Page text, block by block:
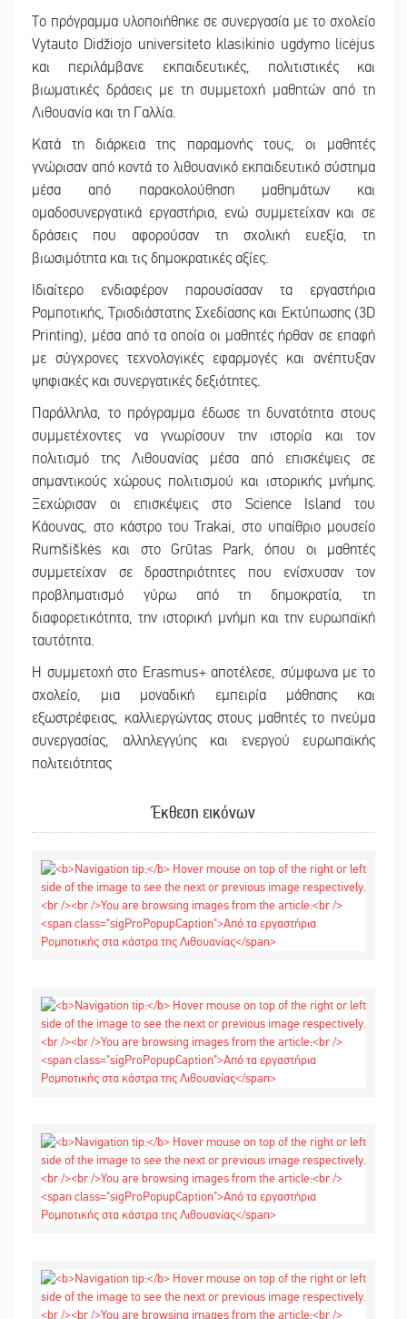
Το πρόγραμμα υλοποιήθηκε σε συνεργασία με το σχολείο
Vytauto Didžiojo universiteto klasikinio ugdymo licėjus
και περιλάμβανε εκπαιδευτικές, πολιτιστικές και
βιωματικές δράσεις με τη συμμετοχή μαθητών από τη
Λιθουανία και τη Γαλλία.
Κατά τη διάρκεια της παραμονής τους, οι μαθητές
γνώρισαν από κοντά το λιθουανικό εκπαιδευτικό σύστημα
μέσα από παρακολούθηση μαθημάτων και
ομαδοσυνεργατικά εργαστήρια, ενώ συμμετείχαν και σε
δράσεις που αφορούσαν τη σχολική ευεξία, τη
βιωσιμότητα και τις δημοκρατικές αξίες.
Ιδιαίτερο ενδιαφέρον παρουσίασαν τα εργαστήρια
Ρομποτικής, Τρισδιάστατης Σχεδίασης και Εκτύπωσης (3D
Printing), μέσα από τα οποία οι μαθητές ήρθαν σε επαφή
με σύγχρονες τεχνολογικές εφαρμογές και ανέπτυξαν
ψηφιακές και συνεργατικές δεξιότητες.
Παράλληλα, το πρόγραμμα έδωσε τη δυνατότητα στους
συμμετέχοντες να γνωρίσουν την ιστορία και τον
πολιτισμό της Λιθουανίας μέσα από επισκέψεις σε
σημαντικούς χώρους πολιτισμού και ιστορικής μνήμης.
Ξεχώρισαν οι επισκέψεις στο Science Island του
Κάουνας, στο κάστρο του Trakai, στο υπαίθριο μουσείο
Rumšiškės και στο Grūtas Park, όπου οι μαθητές
συμμετείχαν σε δραστηριότητες που ενίσχυσαν τον
προβληματισμό γύρω από τη δημοκρατία, τη
διαφορετικότητα, την ιστορική μνήμη και την ευρωπαϊκή
ταυτότητα.
Η συμμετοχή στο Erasmus+ αποτέλεσε, σύμφωνα με το
σχολείο, μια μοναδική εμπειρία μάθησης και
εξωστρέφειας, καλλιεργώντας στους μαθητές το πνεύμα
συνεργασίας, αλληλεγγύης και ενεργού ευρωπαϊκής
πολιτειότητας
Έκθεση εικόνων